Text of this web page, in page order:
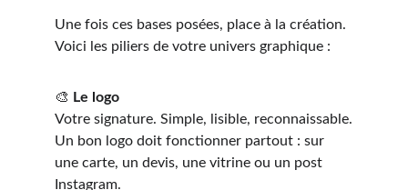
Une fois ces bases posées, place à la création.
Voici les piliers de votre univers graphique :
🎨 Le logo
Votre signature. Simple, lisible, reconnaissable.
Un bon logo doit fonctionner partout : sur
une carte, un devis, une vitrine ou un post
Instagram.